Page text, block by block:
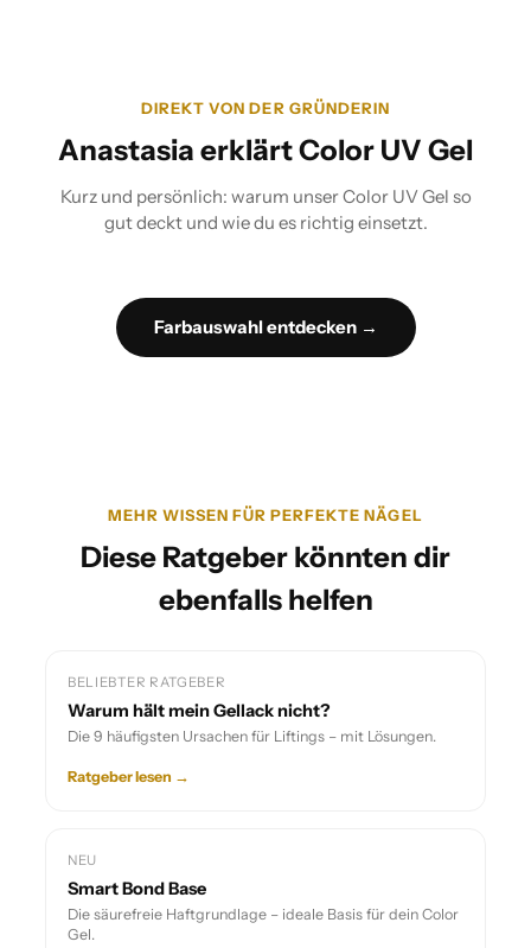
DIREKT VON DER GRÜNDERIN
Anastasia erklärt Color UV Gel
Kurz und persönlich: warum unser Color UV Gel so
gut deckt und wie du es richtig einsetzt.
Farbauswahl entdecken →
MEHR WISSEN FÜR PERFEKTE NÄGEL
Diese Ratgeber könnten dir
ebenfalls helfen
BELIEBTER RATGEBER
Warum hält mein Gellack nicht?
Die 9 häufigsten Ursachen für Liftings – mit Lösungen.
Ratgeber lesen →
NEU
Smart Bond Base
Die säurefreie Haftgrundlage – ideale Basis für dein Color
Gel.